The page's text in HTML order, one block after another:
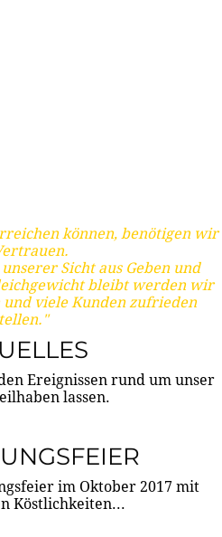
können, benötigen wir
Sicht aus Geben und
bleibt werden wir
viele Kunden zufrieden
Ereignissen rund um unser
lassen.
im Oktober 2017 mit
Köstlichkeiten...